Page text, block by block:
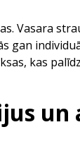
Vasara
kas